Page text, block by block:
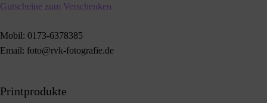
Gutscheine zum Verschenken
Mobil: 0173-6378385
Email: foto@rvk-fotografie.de
Printprodukte